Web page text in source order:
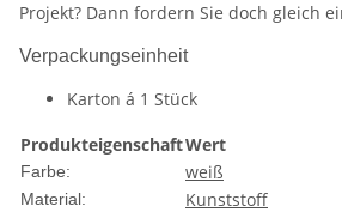
Projekt? Dann fordern Sie doch gleich
Verpackungseinheit
Karton á 1 Stück
ProdukteigenschaftWert
Farbe: weiß
Material: Kunststoff